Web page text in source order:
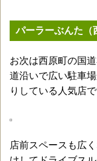
パーラーぶんた（
お次は西原町の国
道沿いで広い駐車
りしている人気店で
店前スペースも広